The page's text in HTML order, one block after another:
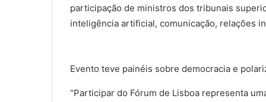
participação de ministros dos tribunais
inteligência artificial, comunicação, relações
Evento teve painéis sobre democracia e
“Participar do Fórum de Lisboa representa